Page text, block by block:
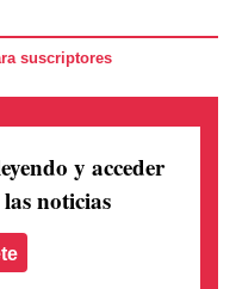
suscriptores
y acceder
noticias